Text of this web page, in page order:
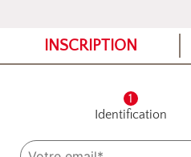
INSCRIPTION
Identification